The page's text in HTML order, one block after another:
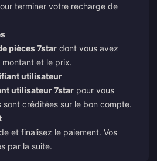
terminer votre recharge de
pièces 7star dont vous avez
et le prix.
utilisateur
utilisateur 7star pour vous
sont créditées sur le bon compte.
et finalisez le paiement. Vos
par la suite.